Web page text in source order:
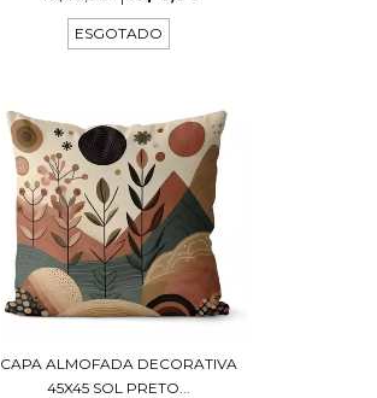
ESGOTADO
CAPA ALMOFADA DECORATIVA
45X45 SOL PRETO...